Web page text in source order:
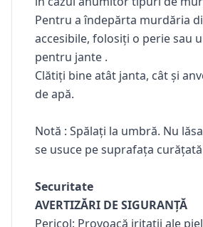
Pentru a îndepărta murdăria
accesibile, folosiți o perie sau
pentru jante .
Clătiți bine atât janta, cât și
de apă.
Notă : Spălați la umbră. Nu
se usuce pe suprafața
Securitate
AVERTIZĂRI DE SIGURANȚĂ
Pericol: Provoacă iritații ale